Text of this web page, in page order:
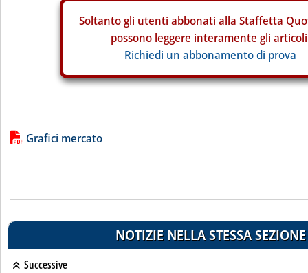
Soltanto gli utenti abbonati alla Staffetta
possono leggere interamente gli
Richiedi un abbonamento di prova
Lista allegati PDF alla notizia
Grafici mercato
NOTIZIE NELLA STESSA SEZIONE
Successive